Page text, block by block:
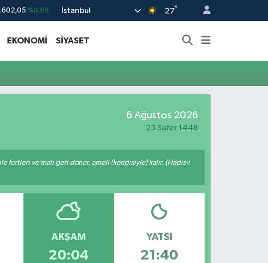
%0.69 İstanbul 27°
EKONOMİ SİYASET
6 Ağustos 2026
23 Safer 1448
fertleri ve malı geri döner, ameli (kendisiyle) kalır. (Hadis-i
AKŞAM
20:04
YATSI
21:40